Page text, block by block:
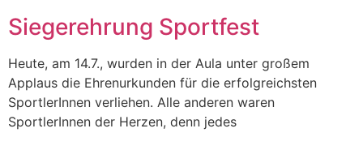
Siegerehrung Sportfest
Heute, am 14.7., wurden in der Aula unter großem
Applaus die Ehrenurkunden für die erfolgreichsten
SportlerInnen verliehen. Alle anderen waren
SportlerInnen der Herzen, denn jedes